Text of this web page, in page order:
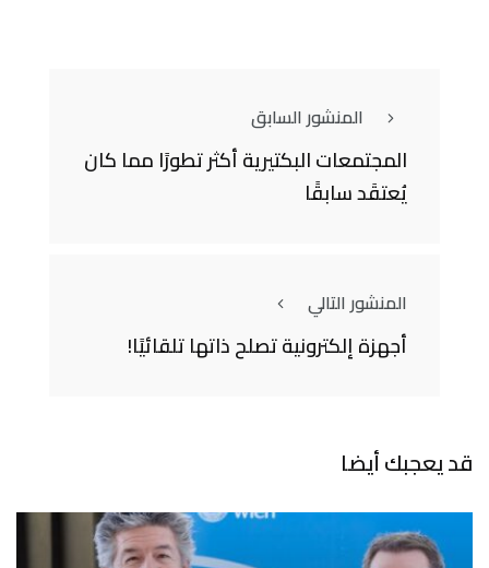
المنشور السابق
المجتمعات البكتيرية أكثر تطورًا مما كان
يُعتقَد سابقًا
المنشور التالي
أجهزة إلكترونية تصلح ذاتها تلقائيًا!
قد يعجبك أيضا